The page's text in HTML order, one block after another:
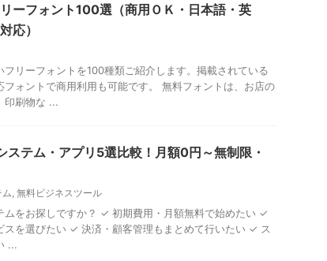
ーフォント100選（商用ＯＫ・日本語・英
応）
リーフォントを100種類ご紹介します。掲載されている
フォントで商用利用も可能です。 無料フォントは、お店の
印刷物な ...
ステム・アプリ5選比較！月額0円～無制限・
無料ビジネスツール
ムをお探しですか？ ✓ 初期費用・月額無料で始めたい ✓
スを選びたい ✓ 決済・顧客管理もまとめて行いたい ✓ ス
...